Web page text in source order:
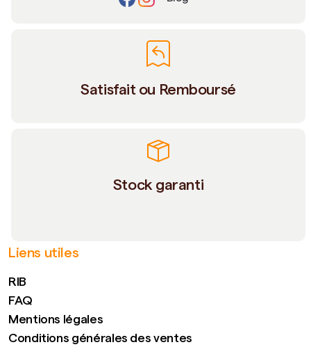
Satisfait ou Remboursé
Stock garanti
Liens utiles
RIB
FAQ
Mentions légales
Conditions générales des ventes